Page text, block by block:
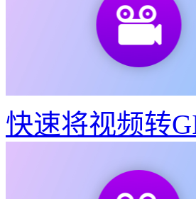
快速将视频转